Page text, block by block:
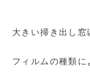
大きい掃き出し窓
フィルムの種類に